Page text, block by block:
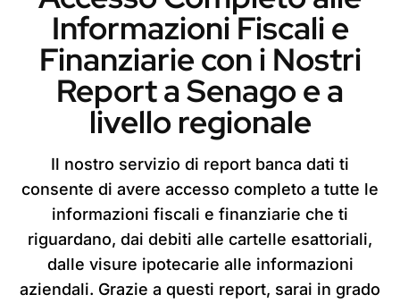
Informazioni Fiscali e
Finanziarie con i Nostri
Report a Senago e a
livello regionale
Il nostro servizio di report banca dati ti
consente di avere accesso completo a tutte le
informazioni fiscali e finanziarie che ti
riguardano, dai debiti alle cartelle esattoriali,
dalle visure ipotecarie alle informazioni
aziendali. Grazie a questi report, sarai in grado